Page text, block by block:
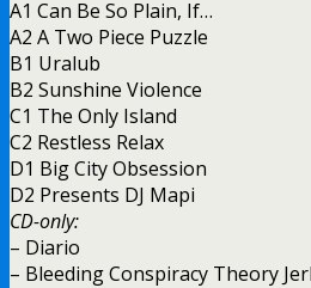
A1 Can Be So Plain, If…
A2 A Two Piece Puzzle
B1 Uralub
B2 Sunshine Violence
C1 The Only Island
C2 Restless Relax
D1 Big City Obsession
D2 Presents DJ Mapi
CD-only:
– Diario
– Bleeding Conspiracy Theory